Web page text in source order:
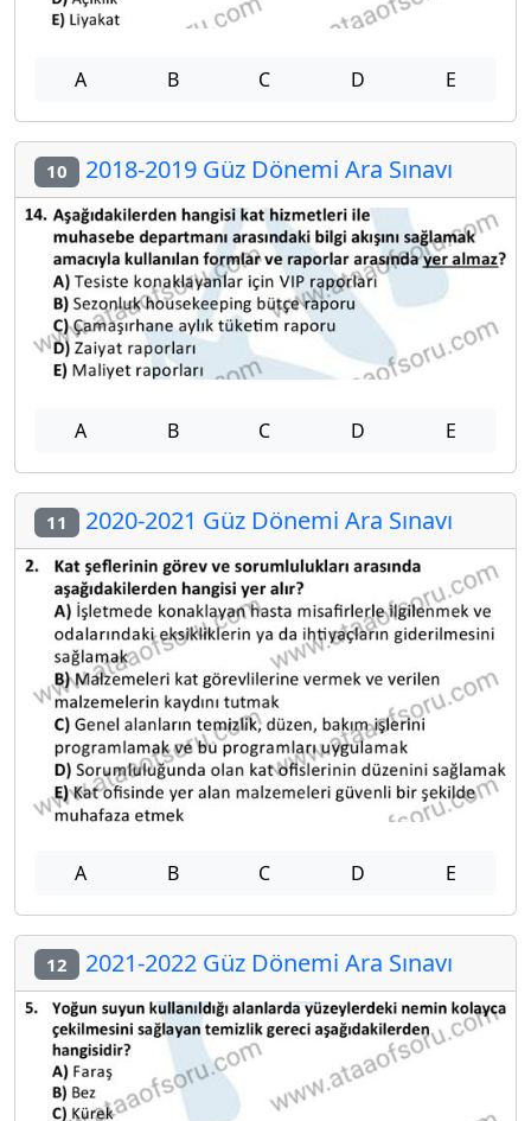
A B C D E
10 2018-2019 Güz Dönemi Ara Sınavı
A B C D E
11 2020-2021 Güz Dönemi Ara Sınavı
A B C D E
12 2021-2022 Güz Dönemi Ara Sınavı